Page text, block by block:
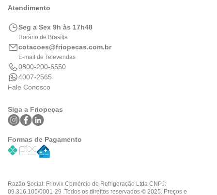
Logística
Meus Pedidos
Portal de Boletos
Atendimento
Seg a Sex 9h às 17h48
Horário de Brasília
cotacoes@friopecas.com.br
E-mail de Televendas
0800-200-6550
4007-2565
Fale Conosco
Siga a Friopeças
Formas de Pagamento
Razão Social: Friovix Comércio de Refrigeração Ltda CNPJ:
09.316.105/0001-29 .Todos os direitos reservados © 2025. Preços e